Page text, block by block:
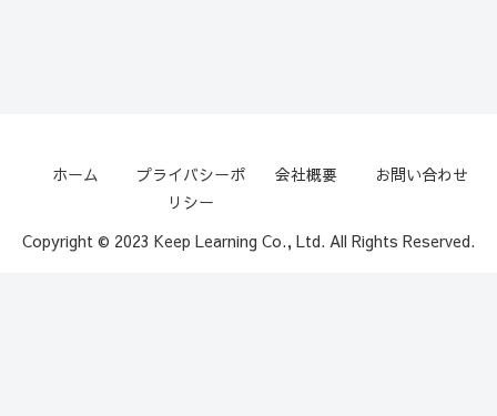
ホーム
プライバシーポ
リシー
会社概要 お問い合わせ
Copyright © 2023 Keep Learning Co., Ltd. All Rights Reserved.